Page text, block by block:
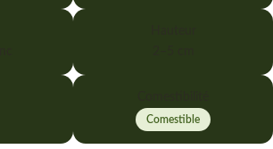
Comestible